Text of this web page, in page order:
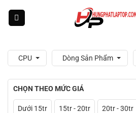
CPU Dòng Sản Phẩm
CHỌN THEO MỨC GIÁ
Dưới 15tr 15tr - 20tr 20tr - 30tr